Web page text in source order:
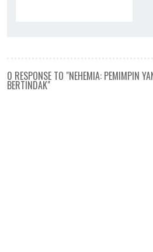
0 RESPONSE TO "NEHEMIA: PEMIMPIN
BERTINDAK"